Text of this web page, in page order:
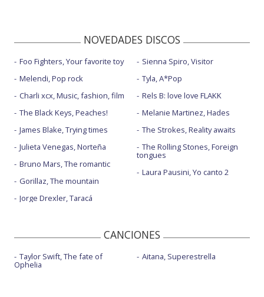
NOVEDADES DISCOS
Foo Fighters, Your favorite toy
Melendi, Pop rock
Charli xcx, Music, fashion, film
The Black Keys, Peaches!
James Blake, Trying times
Julieta Venegas, Norteña
Bruno Mars, The romantic
Gorillaz, The mountain
Jorge Drexler, Taracá
Sienna Spiro, Visitor
Tyla, A*Pop
Rels B: love love FLAKK
Melanie Martinez, Hades
The Strokes, Reality awaits
The Rolling Stones, Foreign
tongues
Laura Pausini, Yo canto 2
CANCIONES
Taylor Swift, The fate of
Ophelia
Aitana, Superestrella